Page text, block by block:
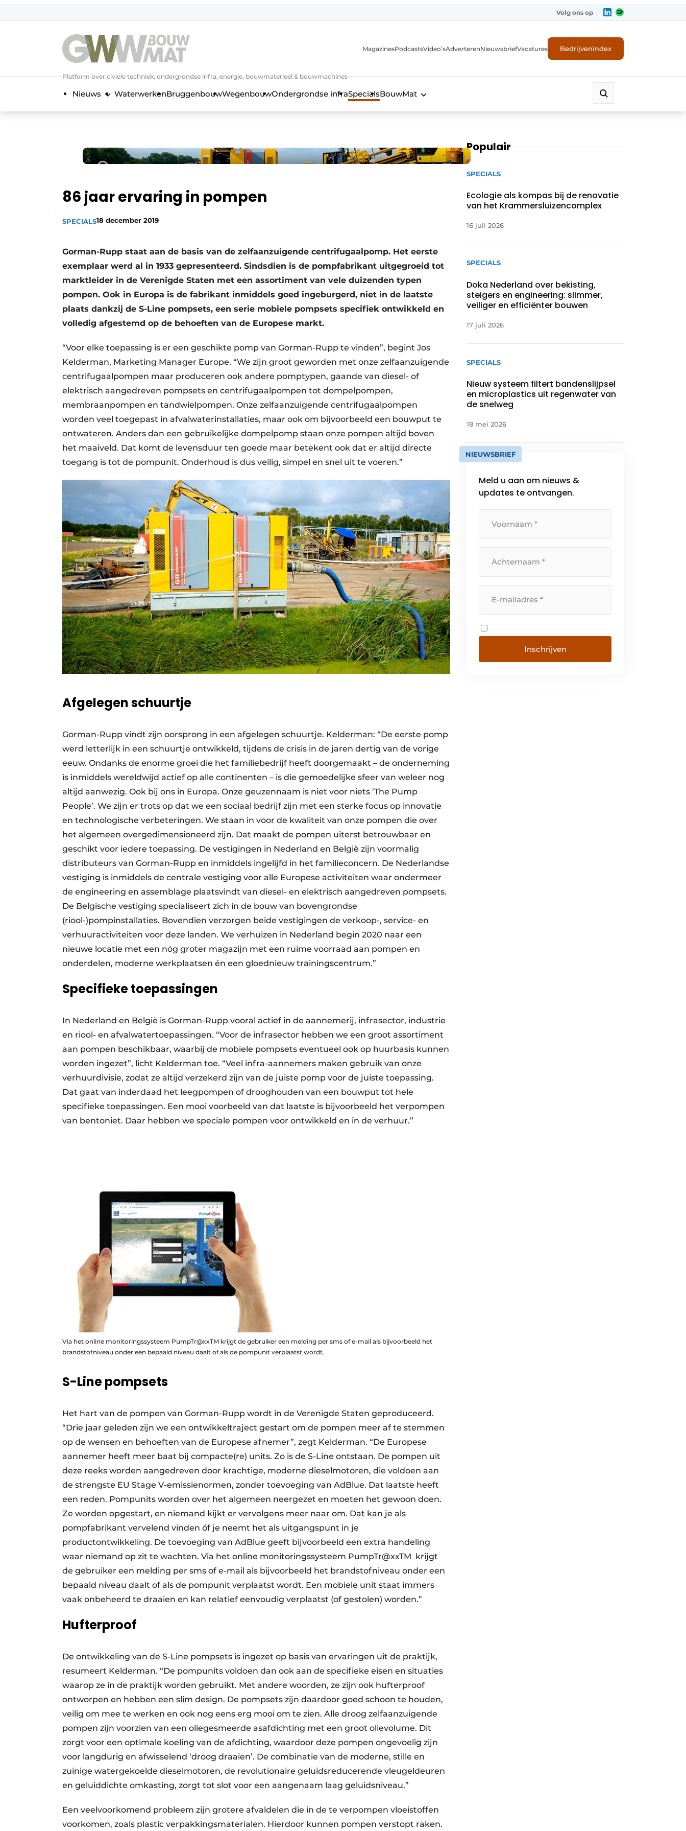
Volg ons op
Platform over civiele techniek, ondergrondse infra, energie, bouwmaterieel & bouwmachines
MagazinesPodcastsVideo’sAdverterenNieuwsbriefVacatures Bedrijvenindex
Nieuws WaterwerkenBruggenbouwWegenbouwOndergrondse infraSpecialsBouwMat
86 jaar ervaring in pompen
SPECIALS18 december 2019
Gorman-Rupp staat aan de basis van de zelfaanzuigende centrifugaalpomp. Het eerste
exemplaar werd al in 1933 gepresenteerd. Sindsdien is de pompfabrikant uitgegroeid tot
marktleider in de Verenigde Staten met een assortiment van vele duizenden typen
pompen. Ook in Europa is de fabrikant inmiddels goed ingeburgerd, niet in de laatste
plaats dankzij de S-Line pompsets, een serie mobiele pompsets specifiek ontwikkeld en
volledig afgestemd op de behoeften van de Europese markt.
“Voor elke toepassing is er een geschikte pomp van Gorman-Rupp te vinden”, begint Jos
Kelderman, Marketing Manager Europe. “We zijn groot geworden met onze zelfaanzuigende
centrifugaalpompen maar produceren ook andere pomptypen, gaande van diesel- of
elektrisch aangedreven pompsets en centrifugaalpompen tot dompelpompen,
membraanpompen en tandwielpompen. Onze zelfaanzuigende centrifugaalpompen
worden veel toegepast in afvalwaterinstallaties, maar ook om bijvoorbeeld een bouwput te
ontwateren. Anders dan een gebruikelijke dompelpomp staan onze pompen altijd boven
het maaiveld. Dat komt de levensduur ten goede maar betekent ook dat er altijd directe
toegang is tot de pompunit. Onderhoud is dus veilig, simpel en snel uit te voeren.”
Afgelegen schuurtje
Gorman-Rupp vindt zijn oorsprong in een afgelegen schuurtje. Kelderman: “De eerste pomp
werd letterlijk in een schuurtje ontwikkeld, tijdens de crisis in de jaren dertig van de vorige
eeuw. Ondanks de enorme groei die het familiebedrijf heeft doorgemaakt – de onderneming
is inmiddels wereldwijd actief op alle continenten – is die gemoedelijke sfeer van weleer nog
altijd aanwezig. Ook bij ons in Europa. Onze geuzennaam is niet voor niets ‘The Pump
People’. We zijn er trots op dat we een sociaal bedrijf zijn met een sterke focus op innovatie
en technologische verbeteringen. We staan in voor de kwaliteit van onze pompen die over
het algemeen overgedimensioneerd zijn. Dat maakt de pompen uiterst betrouwbaar en
geschikt voor iedere toepassing. De vestigingen in Nederland en België zijn voormalig
distributeurs van Gorman-Rupp en inmiddels ingelijfd in het familieconcern. De Nederlandse
vestiging is inmiddels de centrale vestiging voor alle Europese activiteiten waar ondermeer
de engineering en assemblage plaatsvindt van diesel- en elektrisch aangedreven pompsets.
De Belgische vestiging specialiseert zich in de bouw van bovengrondse
(riool-)pompinstallaties. Bovendien verzorgen beide vestigingen de verkoop-, service- en
verhuuractiviteiten voor deze landen. We verhuizen in Nederland begin 2020 naar een
nieuwe locatie met een nóg groter magazijn met een ruime voorraad aan pompen en
onderdelen, moderne werkplaatsen én een gloednieuw trainingscentrum.”
Specifieke toepassingen
In Nederland en België is Gorman-Rupp vooral actief in de aannemerij, infrasector, industrie
en riool- en afvalwatertoepassingen. “Voor de infrasector hebben we een groot assortiment
aan pompen beschikbaar, waarbij de mobiele pompsets eventueel ook op huurbasis kunnen
worden ingezet”, licht Kelderman toe. “Veel infra-aannemers maken gebruik van onze
verhuurdivisie, zodat ze altijd verzekerd zijn van de juiste pomp voor de juiste toepassing.
Dat gaat van inderdaad het leegpompen of drooghouden van een bouwput tot hele
specifieke toepassingen. Een mooi voorbeeld van dat laatste is bijvoorbeeld het verpompen
van bentoniet. Daar hebben we speciale pompen voor ontwikkeld en in de verhuur.”
Via het online monitoringssysteem PumpTr@xxTM krijgt de gebruiker een melding per sms of e-mail als bijvoorbeeld het
brandstofniveau onder een bepaald niveau daalt of als de pompunit verplaatst wordt.
S-Line pompsets
Het hart van de pompen van Gorman-Rupp wordt in de Verenigde Staten geproduceerd.
“Drie jaar geleden zijn we een ontwikkeltraject gestart om de pompen meer af te stemmen
op de wensen en behoeften van de Europese afnemer”, zegt Kelderman. “De Europese
aannemer heeft meer baat bij compacte(re) units. Zo is de S-Line ontstaan. De pompen uit
deze reeks worden aangedreven door krachtige, moderne dieselmotoren, die voldoen aan
de strengste EU Stage V-emissienormen, zonder toevoeging van AdBlue. Dat laatste heeft
een reden. Pompunits worden over het algemeen neergezet en moeten het gewoon doen.
Ze worden opgestart, en niemand kijkt er vervolgens meer naar om. Dat kan je als
pompfabrikant vervelend vinden óf je neemt het als uitgangspunt in je
productontwikkeling. De toevoeging van AdBlue geeft bijvoorbeeld een extra handeling
waar niemand op zit te wachten. Via het online monitoringssysteem PumpTr@xxTM krijgt
de gebruiker een melding per sms of e-mail als bijvoorbeeld het brandstofniveau onder een
bepaald niveau daalt of als de pompunit verplaatst wordt. Een mobiele unit staat immers
vaak onbeheerd te draaien en kan relatief eenvoudig verplaatst (of gestolen) worden.”
Hufterproof
De ontwikkeling van de S-Line pompsets is ingezet op basis van ervaringen uit de praktijk,
resumeert Kelderman. “De pompunits voldoen dan ook aan de specifieke eisen en situaties
waarop ze in de praktijk worden gebruikt. Met andere woorden, ze zijn ook hufterproof
ontworpen en hebben een slim design. De pompsets zijn daardoor goed schoon te houden,
veilig om mee te werken en ook nog eens erg mooi om te zien. Alle droog zelfaanzuigende
pompen zijn voorzien van een oliegesmeerde asafdichting met een groot olievolume. Dit
zorgt voor een optimale koeling van de afdichting, waardoor deze pompen ongevoelig zijn
voor langdurig en afwisselend ‘droog draaien’. De combinatie van de moderne, stille en
zuinige watergekoelde dieselmotoren, de revolutionaire geluidsreducerende vleugeldeuren
en geluiddichte omkasting, zorgt tot slot voor een aangenaam laag geluidsniveau.”
Een veelvoorkomend probleem zijn grotere afvaldelen die in de te verpompen vloeistoffen
voorkomen, zoals plastic verpakkingsmaterialen. Hierdoor kunnen pompen verstopt raken.
Populair
SPECIALS
Ecologie als kompas bij de renovatie
van het Krammersluizencomplex
16 juli 2026
SPECIALS
Doka Nederland over bekisting,
steigers en engineering: slimmer,
veiliger en efficiënter bouwen
17 juli 2026
SPECIALS
Nieuw systeem filtert bandenslijpsel
en microplastics uit regenwater van
de snelweg
18 mei 2026
NIEUWSBRIEF
Meld u aan om nieuws &
updates te ontvangen.
Inschrijven